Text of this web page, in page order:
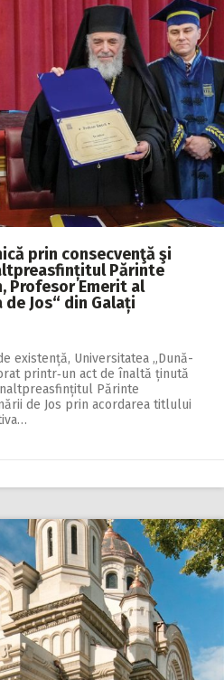
prin consecvenţă şi
Părinte
Profesor Emerit al
Jos“ din Galați
existență, Uni­versitatea „Dună­
printr‑un act de înaltă ținută
Părinte
de Jos prin acor­darea titlului